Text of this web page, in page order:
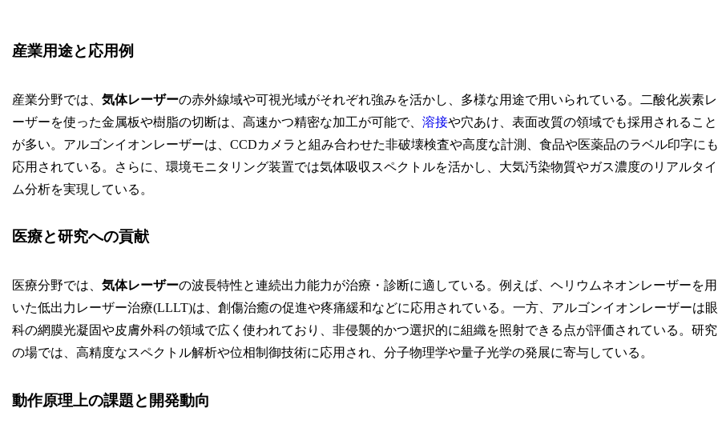
産業用途と応用例
産業分野では、 気体レーザーの赤外線域や可視光域がそれぞれ強みを活かし、多様な用途で用いられている。二酸化炭素レ
ーザーを使った金属板や樹脂の切断は、高速かつ精密な加工が可能で、 溶接や穴あけ、表面改質の領域でも採用されること
が多い。アルゴンイオンレーザーは、CCDカメラと組み合わせた非破壊検査や高度な計測、食品や医薬品のラベル印字にも
応用されている。さらに、環境モニタリング装置では気体吸収スペクトルを活かし、大気汚染物質やガス濃度のリアルタイ
ム分析を実現している。
医療と研究への貢献
医療分野では、 気体レーザーの波長特性と連続出力能力が治療・診断に適している。例えば、ヘリウムネオンレーザーを用
いた低出力レーザー治療(LLLT)は、創傷治癒の促進や疼痛緩和などに応用されている。一方、アルゴンイオンレーザーは眼
科の網膜光凝固や皮膚外科の領域で広く使われており、非侵襲的かつ選択的に組織を照射できる点が評価されている。研究
の場では、高精度なスペクトル解析や位相制御技術に応用され、分子物理学や量子光学の発展に寄与している。
動作原理上の課題と開発動向